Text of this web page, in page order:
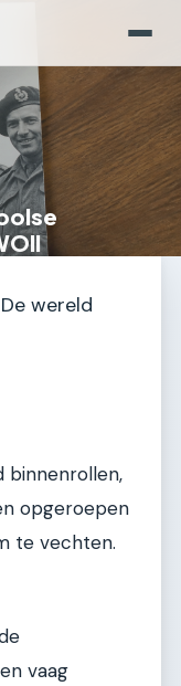
wereld
binnenrollen,
opgeroepen
te vechten.
vaag